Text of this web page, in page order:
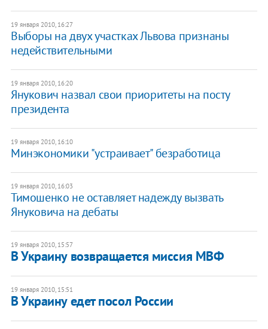
19 января 2010, 16:27
Выборы на двух участках Львова признаны
недействительными
19 января 2010, 16:20
Янукович назвал свои приоритеты на посту
президента
19 января 2010, 16:10
Минэкономики "устраивает" безработица
19 января 2010, 16:03
Тимошенко не оставляет надежду вызвать
Януковича на дебаты
19 января 2010, 15:57
В Украину возвращается миссия МВФ
19 января 2010, 15:51
В Украину едет посол России